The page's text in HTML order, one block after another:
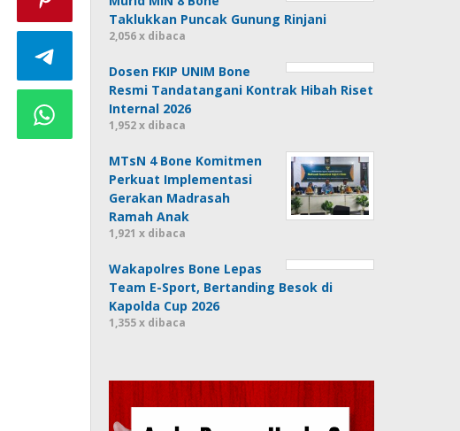
Taklukkan Puncak Gunung Rinjani
2,056 x dibaca
Dosen FKIP UNIM Bone
Resmi Tandatangani Kontrak Hibah Riset
Internal 2026
1,952 x dibaca
MTsN 4 Bone Komitmen
Perkuat Implementasi
Gerakan Madrasah
Ramah Anak
1,921 x dibaca
Wakapolres Bone Lepas
Team E-Sport, Bertanding Besok di
Kapolda Cup 2026
1,355 x dibaca